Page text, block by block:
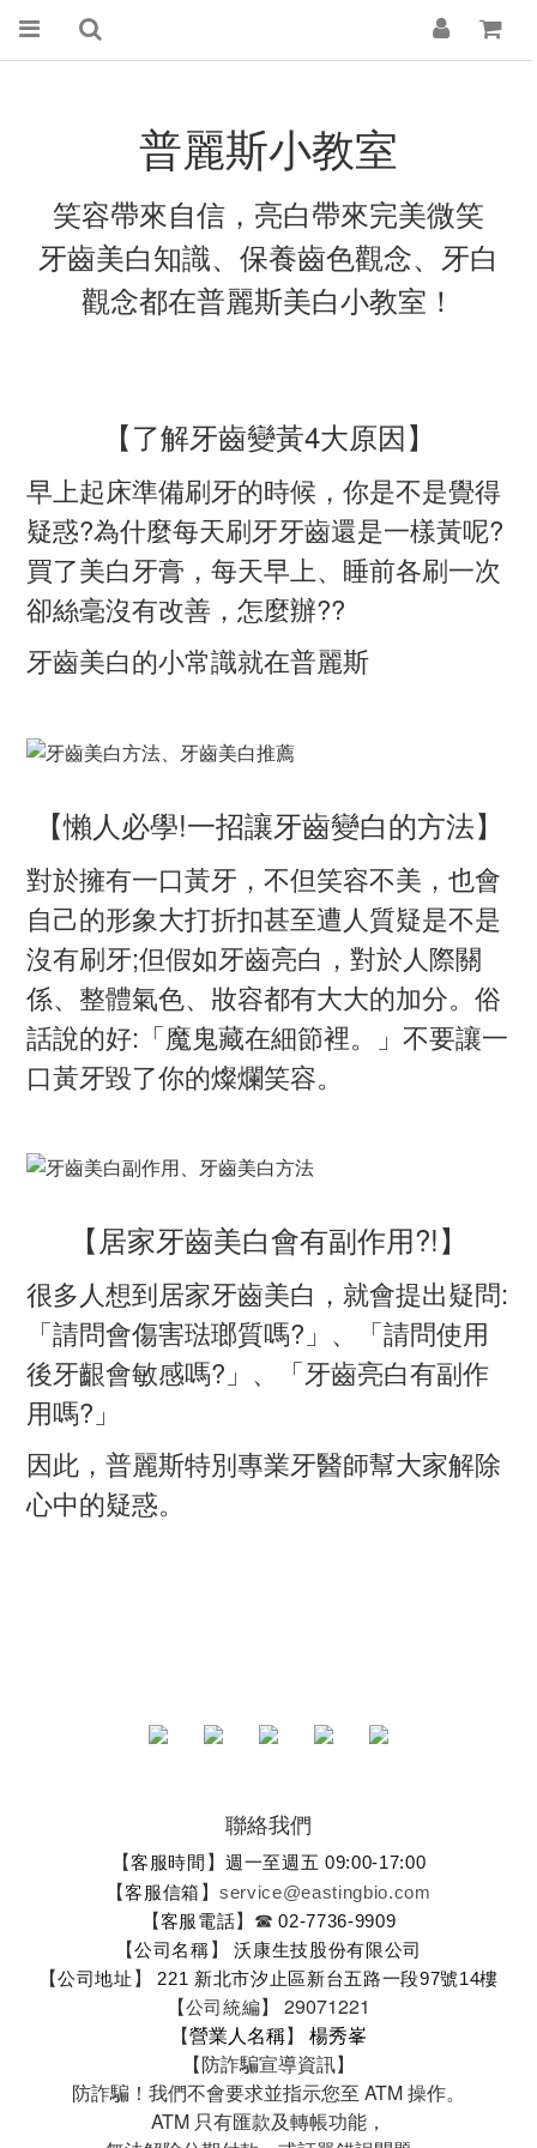
普麗斯小教室
笑容帶來自信，亮白帶來完美微笑
牙齒美白知識、保養齒色觀念、牙白
觀念都在普麗斯美白小教室！
【了解牙齒變黃4大原因】
早上起床準備刷牙的時候，你是不是覺得
疑惑?為什麼每天刷牙牙齒還是一樣黃呢?
買了美白牙膏，每天早上、睡前各刷一次
卻絲毫沒有改善，怎麼辦??
牙齒美白的小常識就在普麗斯
【懶人必學!一招讓牙齒變白的方法】
對於擁有一口黃牙，不但笑容不美，也會
自己的形象大打折扣甚至遭人質疑是不是
沒有刷牙;但假如牙齒亮白，對於人際關
係、整體氣色、妝容都有大大的加分。俗
話說的好:「魔鬼藏在細節裡。」不要讓一
口黃牙毀了你的燦爛笑容。
【居家牙齒美白會有副作用?!】
很多人想到居家牙齒美白，就會提出疑問:
「請問會傷害琺瑯質嗎? 」、「請問使用
後牙齦會敏感嗎? 」、「牙齒亮白有副作
用嗎? 」
因此，普麗斯特別專業牙醫師幫大家解除
心中的疑惑。
聯絡我們
【客服時間 】週一至週五 09:00-17:00
【客服信箱 】 service@eastingbio.com
【客服電話】 ☎02-7736-9909
【公司名稱】 沃康生技股份有限公司
【公司地址 】 221 新北市汐止區新台五路一段97號14樓
【公司統編】
29071221
【營業人名稱】
楊秀峯
【防詐騙宣導資訊】
防詐騙！我們不會要求並指示您至 ATM 操作。
ATM 只有匯款及轉帳功能，